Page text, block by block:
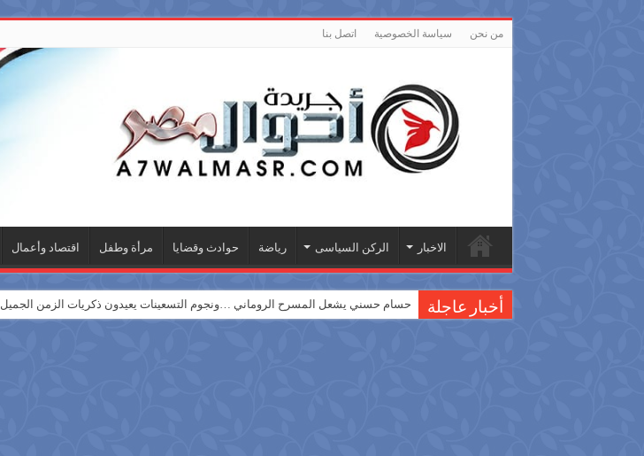
من نحن سياسة الخصوصية اتصل بنا
الاخبار الركن السياسى رياضة حوادث وقضايا مرأة وطفل اقتصاد وأعمال
أخبار عاجلة حسام حسني يشعل المسرح الروماني …ونجوم التسعينات يعيدون ذكريات الزمن الجميل